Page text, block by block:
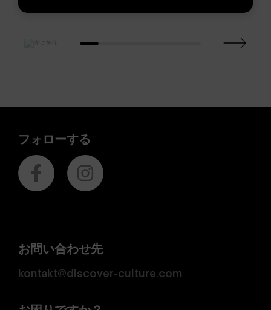
フォローする
お問い合わせ先
kontakt@discover-culture.com